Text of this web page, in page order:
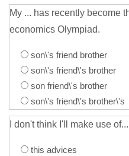
My ... has recently become
economics Olympiad.
son\'s friend brother
son\'s friend\'s brother
son friend\'s brother
son\'s friend\'s brother\'s
I don't think I'll make use
this advices